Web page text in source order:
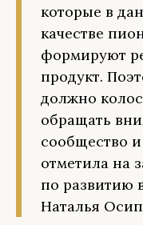
которые в
качестве
формируют
продукт.
должно
обращать
сообщество
отметила на
по развитию
Наталья